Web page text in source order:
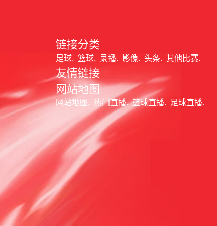
链接分类
足球 篮球 录播 影像 头条 其他比赛
友情链接
网站地图
网站地图 热门直播 篮球直播 足球直播